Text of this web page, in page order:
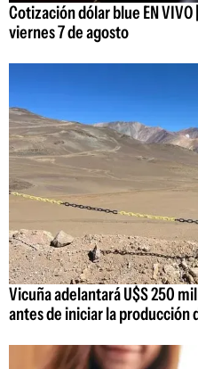
Cotización dólar blue EN
viernes 7 de agosto
Vicuña adelantará U$S 250
antes de iniciar la producción